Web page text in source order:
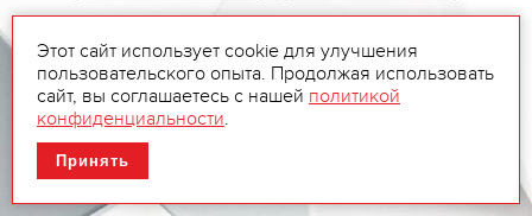
Этот сайт использует cookie для улучшения
пользовательского опыта. Продолжая использовать
сайт, вы соглашаетесь с нашей политикой
конфиденциальности.
Принять